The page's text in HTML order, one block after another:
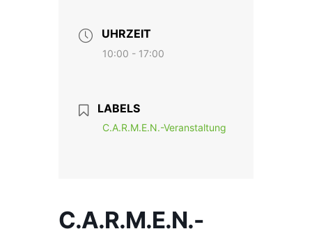
UHRZEIT
10:00 - 17:00
LABELS
C.A.R.M.E.N.-Veranstaltung
C.A.R.M.E.N.-